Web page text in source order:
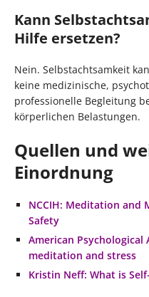
Kann
Hilfe ersetzen?
Nein. Selbstachtsamkeit
keine medizinische,
professionelle Begleitung
körperlichen Belastungen.
Quellen und
Einordnung
NCCIH: Meditation and
Safety
American
meditation and stress
Kristin Neff: What is